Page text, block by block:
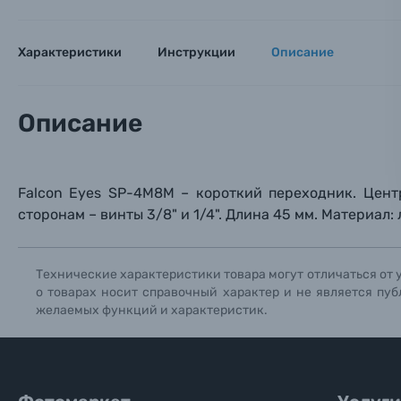
Материалы
Фотоальбомы
Солнцезащитные очки
Характеристики Инструкции Описание
Описание
Falcon Eyes SP-4M8M – короткий переходник.
сторонам – винты 3/8" и 1/4". Длина 45 мм. Материал:
Технические характеристики товара могут отличаться
о товарах носит справочный характер и не является
желаемых функций и характеристик.